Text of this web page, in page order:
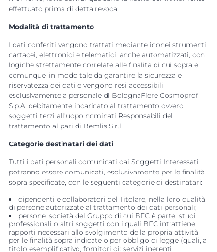
effettuato prima di detta revoca.
Modalità di trattamento
I dati conferiti vengono trattati mediante idonei strumenti
cartacei, elettronici e telematici, anche automatizzati, con
logiche strettamente correlate alle finalità di cui sopra e,
comunque, in modo tale da garantire la sicurezza e
riservatezza dei dati e vengono resi accessibili
esclusivamente a personale di BolognaFiere Cosmoprof
S.p.A. debitamente incaricato al trattamento ovvero
soggetti terzi all’uopo nominati Responsabili del
trattamento al pari di Bemlis S.r.l. .
Categorie destinatari dei dati
Tutti i dati personali comunicati dai Soggetti Interessati
potranno essere comunicati, esclusivamente per le finalità
sopra specificate, con le seguenti categorie di destinatari:
dipendenti e collaboratori del Titolare, nella loro qualità
di persone autorizzate al trattamento dei dati personali;
persone, società del Gruppo di cui BFC è parte, studi
professionali o altri soggetti con i quali BFC intrattiene
rapporti necessari allo svolgimento della propria attività
per le finalità sopra indicate o per obbligo di legge (quali, a
titolo esemplificativo, fornitori di: servizi inerenti